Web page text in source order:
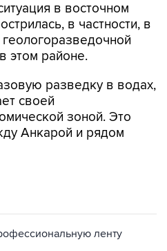
в восточном
в частности, в
этом районе.
разведку в водах,
своей
зоной. Это
Анкарой и рядом
ленту